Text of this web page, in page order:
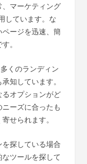
マーケティング
しています。な
ージを迅速、簡
。
くのランディン
知しています。
オプションがど
ーズに合ったも
せられます。
探している場合
ツールを探して